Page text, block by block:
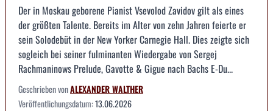
Der in Moskau geborene Pianist Vsevolod Zavidov gilt als eines
der größten Talente. Bereits im Alter von zehn Jahren feierte er
sein Solodebüt in der New Yorker Carnegie Hall. Dies zeigte sich
sogleich bei seiner fulminanten Wiedergabe von Sergej
Rachmaninows Prelude, Gavotte & Gigue nach Bachs E-Du...
Geschrieben vonALEXANDER WALTHER
Veröffentlichungsdatum:13.06.2026